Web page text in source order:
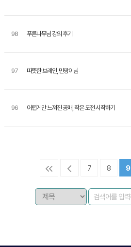
98 푸른나무님 강의 후기
97 따뜻한 브레인, 민팡이님
96 어렵게만 느껴진 공매, 작은 도전 시작하기
7 8 9